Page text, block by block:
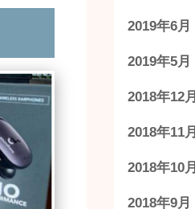
2019年6月
2019年5月
2018年12月
2018年11月
2018年10月
2018年9月